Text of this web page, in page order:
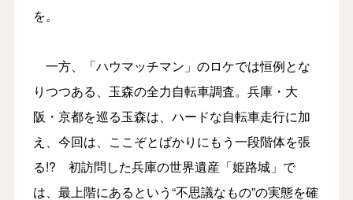
を。
一方、「ハウマッチマン」のロケでは恒例とな
りつつある、玉森の全力自転車調査。兵庫・大
阪・京都を巡る玉森は、ハードな自転車走行に加
え、今回は、ここぞとばかりにもう一段階体を張
る!? 初訪問した兵庫の世界遺産「姫路城」で
は、最上階にあるという“不思議なもの”の実態を確